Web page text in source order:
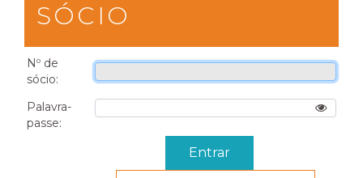
SÓCIO
Nº de
sócio:
Palavra-
passe: